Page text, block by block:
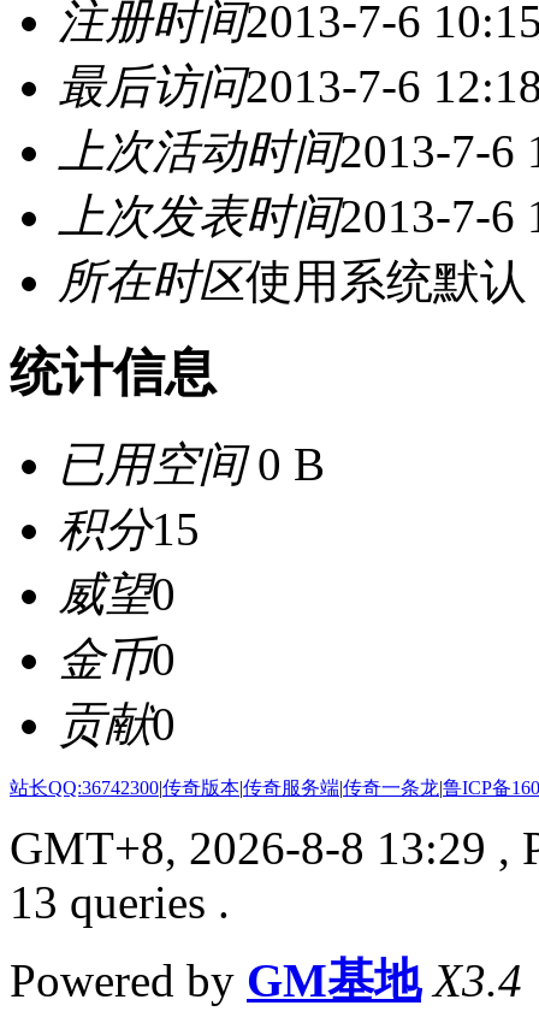
注册时间2013-7-6
最后访问2013-7-6
上次活动时间2013-7-6
上次发表时间2013-7-6
所在时区使用系统默认
统计信息
已用空间0 B
积分15
威望0
金币0
贡献0
站长QQ:36742300|传奇版本|传奇服务端|传奇一条龙|鲁ICP备
GMT+8, 2026-8-8 13:29 ,
13 queries .
Powered by GM基地 X3.4